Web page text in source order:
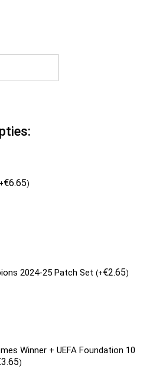
+€6.65)
2024-25 Patch Set(+€2.65)
Winner + UEFA Foundation 10
3.65)